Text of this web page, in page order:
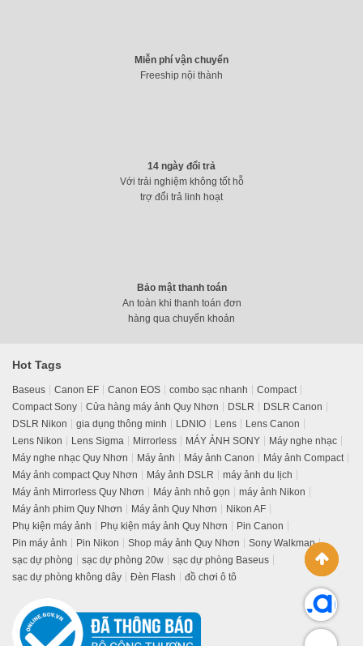
Miễn phí vận chuyển
Freeship nội thành
14 ngày đổi trả
Với trải nghiệm không tốt hỗ
trợ đổi trả linh hoạt
Bảo mật thanh toán
An toàn khi thanh toán đơn
hàng qua chuyển khoản
Hot Tags
Baseus Canon EF Canon EOS combo sạc nhanh
Compact
Compact Sony
Cửa hàng máy ảnh Quy Nhơn DSLR
DSLR Canon
DSLR Nikon
gia dụng thông minh LDNIO Lens
Lens Canon
Lens Nikon
Lens Sigma Mirrorless MÁY ẢNH SONY
Máy nghe nhạc
Máy nghe nhạc Quy Nhơn
Máy ảnh Máy ảnh Canon
Máy ảnh Compact
Máy ảnh compact Quy Nhơn
Máy ảnh DSLR
máy ảnh du lịch
Máy ảnh Mirrorless Quy Nhơn
Máy ảnh nhỏ gọn
máy ảnh Nikon
Máy ảnh phim Quy Nhơn
Máy ảnh Quy Nhơn
Nikon AF
Phụ kiện máy ảnh
Phụ kiện máy ảnh Quy Nhơn
Pin Canon
Pin máy ảnh
Pin Nikon Shop máy ảnh Quy Nhơn
Sony Walkman
sạc dự phòng
sạc dự phòng 20w
sạc dự phòng Baseus
sạc dự phòng không dây
Đèn Flash đồ chơi ô tô